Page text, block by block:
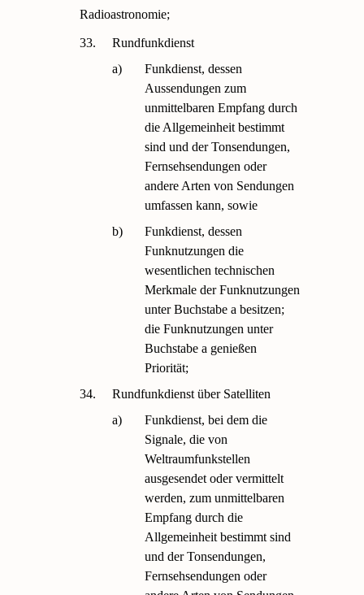
Radioastronomie;
33.
Rundfunkdienst
a)
Funkdienst, dessen
Aussendungen zum
unmittelbaren Empfang durch
die Allgemeinheit bestimmt
sind und der Tonsendungen,
Fernsehsendungen oder
andere Arten von Sendungen
umfassen kann, sowie
b)
Funkdienst, dessen
Funknutzungen die
wesentlichen technischen
Merkmale der Funknutzungen
unter Buchstabe a besitzen;
die Funknutzungen unter
Buchstabe a genießen
Priorität;
34.
Rundfunkdienst über Satelliten
a)
Funkdienst, bei dem die
Signale, die von
Weltraumfunkstellen
ausgesendet oder vermittelt
werden, zum unmittelbaren
Empfang durch die
Allgemeinheit bestimmt sind
und der Tonsendungen,
Fernsehsendungen oder